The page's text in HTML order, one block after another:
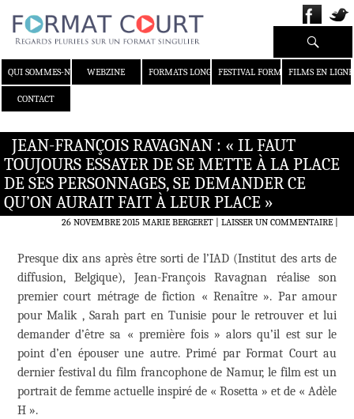
QUI SOMMES-NOUS ?WEBZINE FORMATS LONGS FESTIVAL FORMAT COURT
FILMS EN LIGNE
CONTACT
Recherche
JEAN-FRANÇOIS RAVAGNAN : « IL FAUT
TOUJOURS ESSAYER DE SE METTE À LA PLACE
DE SES PERSONNAGES, SE DEMANDER CE
QU’ON AURAIT FAIT À LEUR PLACE »
26 NOVEMBRE 2015 MARIE BERGERET LAISSER UN COMMENTAIRE|
Presque dix ans après être sorti de l’IAD (Institut des arts de
diffusion, Belgique), Jean-François Ravagnan réalise son
premier court métrage de fiction « Renaître ». Par amour
pour Malik , Sarah part en Tunisie pour le retrouver et lui
demander d’être sa « première fois » alors qu’il est sur le
point d’en épouser une autre. Primé par Format Court au
dernier festival du film francophone de Namur, le film est un
portrait de femme actuelle inspiré de « Rosetta » et de « Adèle
H ».